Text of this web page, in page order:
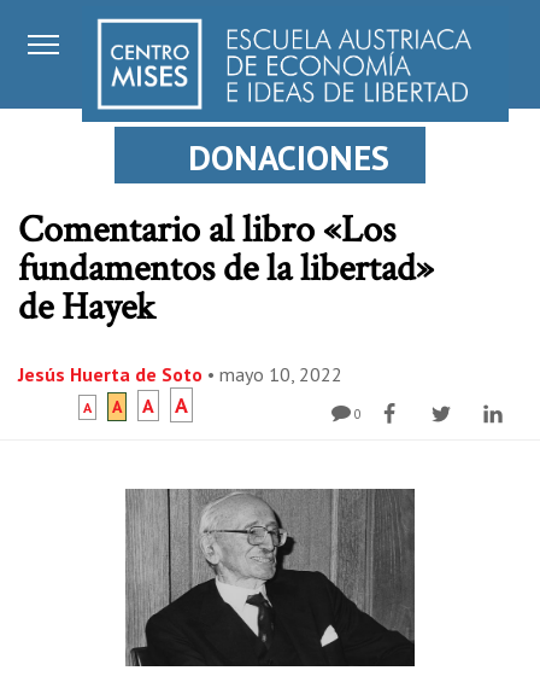
DONACIONES
Comentario al libro «Los
fundamentos de la libertad»
de Hayek
Jesús Huerta de Soto • mayo 10, 2022
A A A A 0